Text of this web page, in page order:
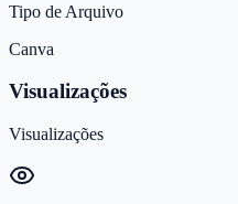
Tipo de Arquivo
Canva
Visualizações
Visualizações